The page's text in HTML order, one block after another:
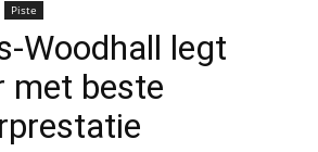
Piste
Woodhall legt
met beste